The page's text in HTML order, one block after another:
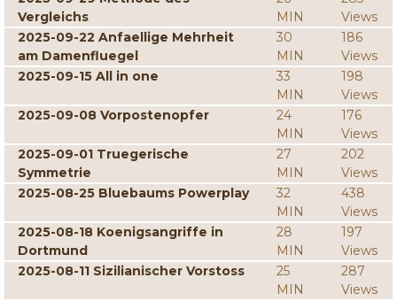
Vergleichs
MIN
Views
2025-09-22 Anfaellige Mehrheit
am Damenfluegel
30
MIN
186
Views
2025-09-15 All in one
33
MIN
198
Views
2025-09-08 Vorpostenopfer
24
MIN
176
Views
2025-09-01 Truegerische
Symmetrie
27
MIN
202
Views
2025-08-25 Bluebaums Powerplay
32
MIN
438
Views
2025-08-18 Koenigsangriffe in
Dortmund
28
MIN
197
Views
2025-08-11 Sizilianischer Vorstoss
25
MIN
287
Views